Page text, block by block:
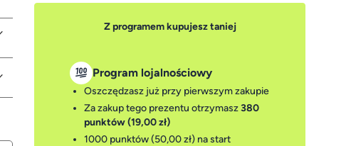
Z programem kupujesz taniej
Program lojalnościowy
Oszczędzasz już przy pierwszym zakupie
Za zakup tego prezentu otrzymasz380
punktów (19,00 zł)
1000 punktów (50,00 zł) na start